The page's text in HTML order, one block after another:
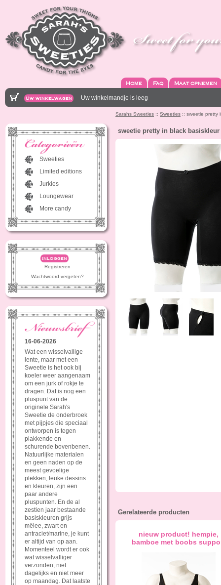
Home Faq Maat opnemen
Uw winkelwagen Uw winkelmandje is leeg
Sarahs Sweeties :: Sweeties :: sweetie pretty
Sweeties
Limited editions
Jurkies
Loungewear
More candy
inloggen
Registreren
Wachtwoord vergeten?
16-06-2026
Wat een wisselvallige
lente, maar met een
Sweetie is het ook bij
koeler weer aangenaam
om een jurk of rokje te
dragen. Dat is nog een
pluspunt van de
originele Sarah's
Sweetie de onderbroek
met pijpjes die speciaal
ontworpen is tegen
plakkende en
schurende bovenbenen.
Natuurlijke materialen
en geen naden op de
meest gevoelige
plekken, leuke dessins
en kleuren, zijn een
paar andere
pluspunten. En de al
zestien jaar bestaande
basiskleuren grijs
mêlee, zwart en
antraciet/marine, je kunt
er altijd van op aan.
Momenteel wordt er ook
wat wisselvalliger
verzonden, niet
dagelijks en niet meer
op maandag. Dat laatste
sweetie pretty in black basiskleur
Gerelateerde producten
nieuw product! hempie,
bamboe met boobs